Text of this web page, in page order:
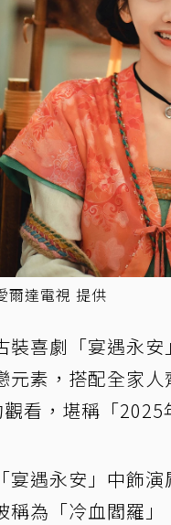
爾達電視 提供
裝喜劇「宴遇永
元素，搭配全家
看，堪稱「2025
宴遇永安」中飾
稱為「冷血閻羅